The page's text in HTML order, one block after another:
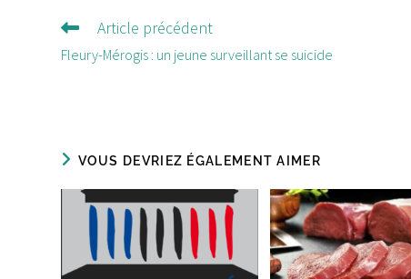
Lire
d'autres
Article précédent
Fleury-Mérogis : un jeune surveillant se suicide
VOUS DEVRIEZ ÉGALEMENT AIMER